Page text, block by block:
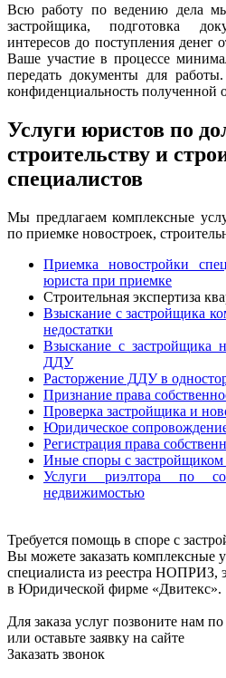
Всю работу по ведению дела
застройщика, подготовка
интересов до поступления денег
Ваше участие в процессе
передать документы для
конфиденциальность полученной
Услуги юристов по
строительству и
специалистов
Мы предлагаем комплексные
по приемке новостроек,
Приемка новостройки
юриста при приемке
Строительная экспертиза
Взыскание с застройщика
недостатки
Взыскание с застройщика
ДДУ
Расторжение ДДУ в
Признание права
Проверка застройщика и
Юридическое
Регистрация права
Иные споры с
Услуги риэлтора по
недвижимостью
Требуется помощь в споре с
Вы можете заказать комплексные
специалиста из реестра НОПРИЗ,
в Юридической фирме «Двитекс».
Для заказа услуг позвоните нам
или оставьте заявку на сайте
Заказать звонок